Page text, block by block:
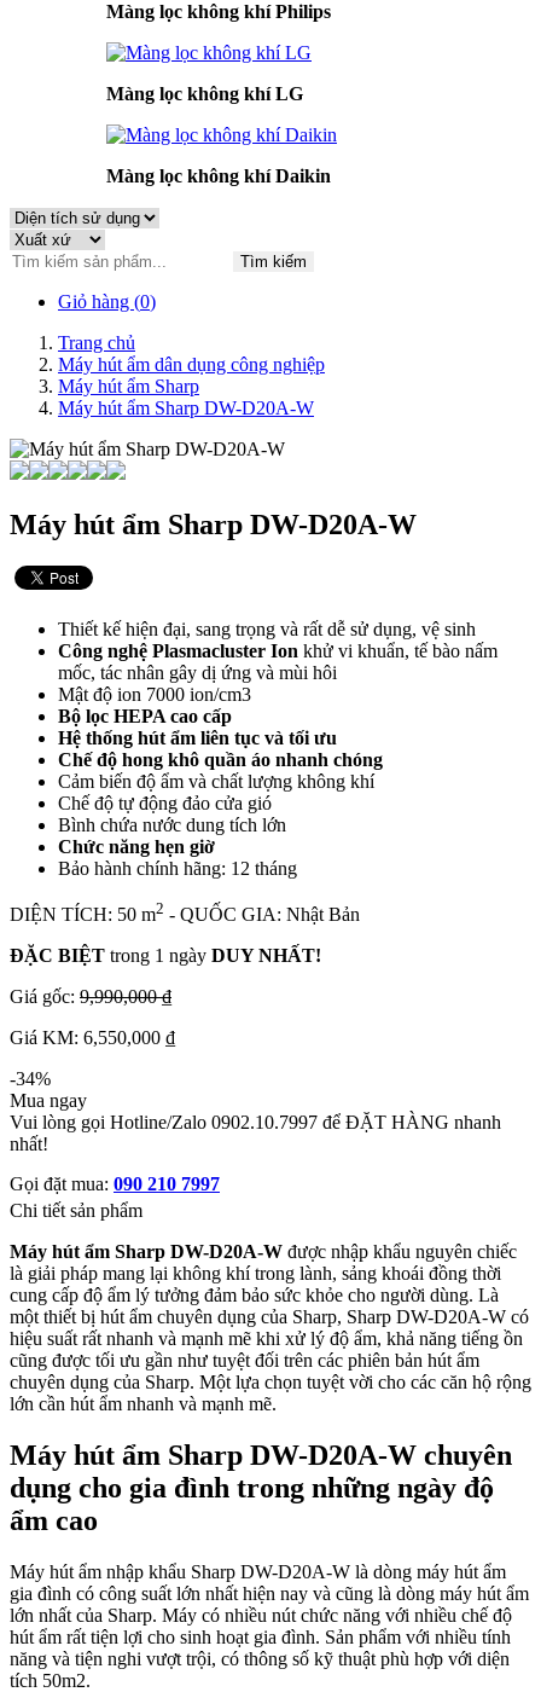
Màng lọc không khí Philips
Màng lọc không khí LG
Màng lọc không khí Daikin
Tìm kiếm
Giỏ hàng (0)
Trang chủ
Máy hút ẩm dân dụng công nghiệp
Máy hút ẩm Sharp
Máy hút ẩm Sharp DW-D20A-W
Máy hút ẩm Sharp DW-D20A-W
Thiết kế hiện đại, sang trọng và rất dễ sử dụng, vệ sinh
Công nghệ Plasmacluster Ion khử vi khuẩn, tế bào nấm
mốc, tác nhân gây dị ứng và mùi hôi
Mật độ ion 7000 ion/cm3
Bộ lọc HEPA cao cấp
Hệ thống hút ẩm liên tục và tối ưu
Chế độ hong khô quần áo nhanh chóng
Cảm biến độ ẩm và chất lượng không khí
Chế độ tự động đảo cửa gió
Bình chứa nước dung tích lớn
Chức năng hẹn giờ
Bảo hành chính hãng: 12 tháng
DIỆN TÍCH: 50 m2 - QUỐC GIA: Nhật Bản
ĐẶC BIỆT trong 1 ngày DUY NHẤT!
Giá gốc: 9,990,000 ₫
Giá KM: 6,550,000 ₫
-34%
Mua ngay
Vui lòng gọi Hotline/Zalo 0902.10.7997 để ĐẶT HÀNG nhanh
nhất!
Gọi đặt mua: 090 210 7997
Chi tiết sản phẩm
Máy hút ẩm Sharp DW-D20A-W được nhập khẩu nguyên chiếc
là giải pháp mang lại không khí trong lành, sảng khoái đồng thời
cung cấp độ ẩm lý tưởng đảm bảo sức khỏe cho người dùng. Là
một thiết bị hút ẩm chuyên dụng của Sharp, Sharp DW-D20A-W có
hiệu suất rất nhanh và mạnh mẽ khi xử lý độ ẩm, khả năng tiếng ồn
cũng được tối ưu gần như tuyệt đối trên các phiên bản hút ẩm
chuyên dụng của Sharp. Một lựa chọn tuyệt vời cho các căn hộ rộng
lớn cần hút ẩm nhanh và mạnh mẽ.
Máy hút ẩm Sharp DW-D20A-W chuyên
dụng cho gia đình trong những ngày độ
ẩm cao
Máy hút ẩm nhập khẩu Sharp DW-D20A-W là dòng máy hút ẩm
gia đình có công suất lớn nhất hiện nay và cũng là dòng máy hút ẩm
lớn nhất của Sharp. Máy có nhiều nút chức năng với nhiều chế độ
hút ẩm rất tiện lợi cho sinh hoạt gia đình. Sản phẩm với nhiều tính
năng và tiện nghi vượt trội, có thông số kỹ thuật phù hợp với diện
tích 50m2.